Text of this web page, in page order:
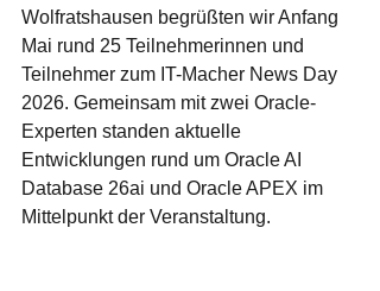
Wolfratshausen begrüßten wir Anfang
Mai rund 25 Teilnehmerinnen und
Teilnehmer zum IT-Macher News Day
2026. Gemeinsam mit zwei Oracle-
Experten standen aktuelle
Entwicklungen rund um Oracle AI
Database 26ai und Oracle APEX im
Mittelpunkt der Veranstaltung.